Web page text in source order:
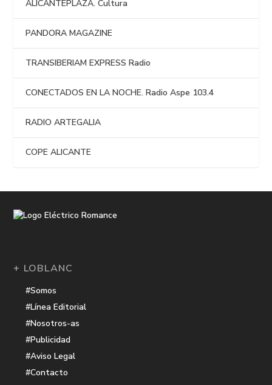
ALICANTEPLAZA. Cultura
PANDORA MAGAZINE
TRANSIBERIAM EXPRESS Radio
CONECTADOS EN LA NOCHE. Radio Aspe 103.4
RADIO ARTEGALIA
COPE ALICANTE
+ LOBLANC
#Somos
#Línea Editorial
#Nosotros-as
#Publicidad
#Aviso Legal
#Contacto